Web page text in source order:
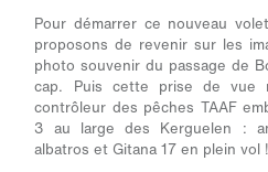
Pour démarrer ce nouveau
proposons de revenir sur les
photo souvenir du passage de
cap. Puis cette prise de vue
contrôleur des pêches TAAF
3 au large des Kerguelen :
albatros et Gitana 17 en plein vol !